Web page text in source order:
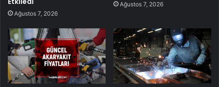
Ağustos 7, 2026
Ağustos 7, 2026